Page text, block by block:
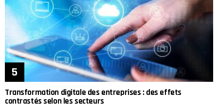
Transformation digitale des entreprises : des effets
contrastés selon les secteurs